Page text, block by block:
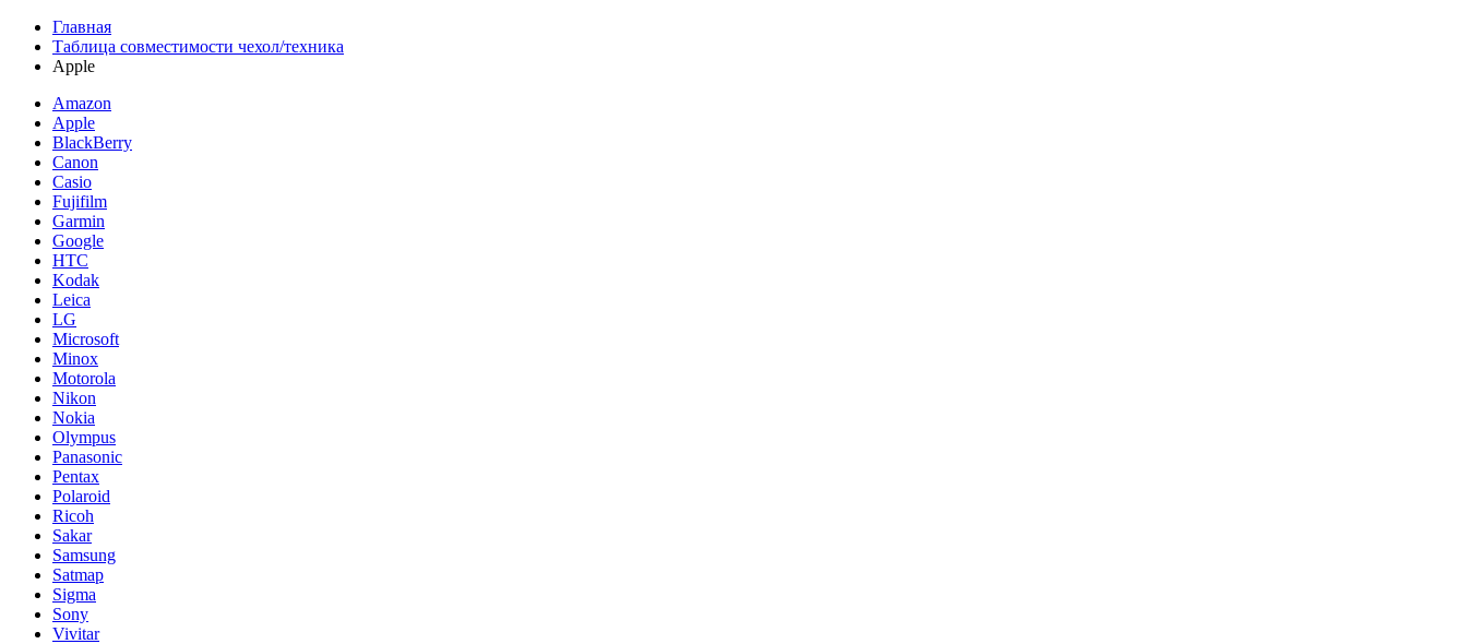
Главная
Таблица совместимости чехол/техника
Apple
Amazon
Apple
BlackBerry
Canon
Casio
Fujifilm
Garmin
Google
HTC
Kodak
Leica
LG
Microsoft
Minox
Motorola
Nikon
Nokia
Olympus
Panasonic
Pentax
Polaroid
Ricoh
Sakar
Samsung
Satmap
Sigma
Sony
Vivitar